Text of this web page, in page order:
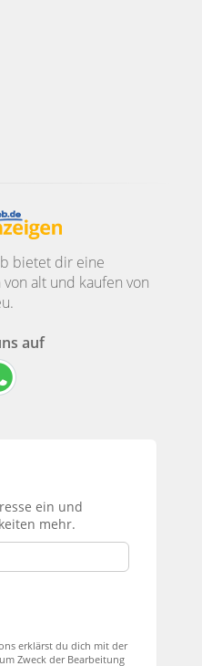
bietet dir eine
alt und kaufen von
auf
ein und
mehr.
erklärst du dich mit der
Zweck der Bearbeitung